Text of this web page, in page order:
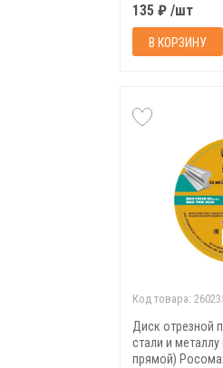
135 ₽ /шт
В КОРЗИНУ
Код товара:
Диск отрезной
стали и
прямой)